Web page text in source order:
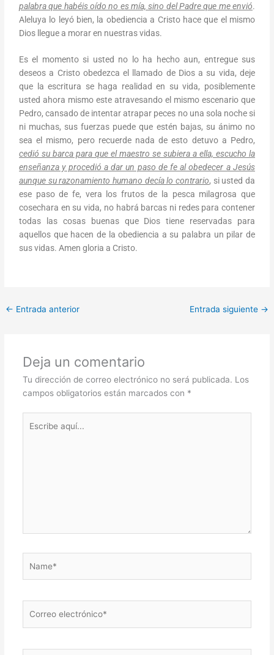
palabra que habéis oído no es mía, sino del Padre que me envió.
Aleluya lo leyó bien, la obediencia a Cristo hace que el mismo
Dios llegue a morar en nuestras vidas.
Es el momento si usted no lo ha hecho aun, entregue sus
deseos a Cristo obedezca el llamado de Dios a su vida, deje
que la escritura se haga realidad en su vida, posiblemente
usted ahora mismo este atravesando el mismo escenario que
Pedro, cansado de intentar atrapar peces no una sola noche si
ni muchas, sus fuerzas puede que estén bajas, su ánimo no
sea el mismo, pero recuerde nada de esto detuvo a Pedro,
cedió su barca para que el maestro se subiera a ella, escucho la
enseñanza y procedió a dar un paso de fe al obedecer a Jesús
aunque su razonamiento humano decía lo contrario, si usted da
ese paso de fe, vera los frutos de la pesca milagrosa que
cosechara en su vida, no habrá barcas ni redes para contener
todas las cosas buenas que Dios tiene reservadas para
aquellos que hacen de la obediencia a su palabra un pilar de
sus vidas. Amen gloria a Cristo.
← Entrada anterior Entrada siguiente →
Deja un comentario
Tu dirección de correo electrónico no será publicada. Los
campos obligatorios están marcados con *
aquí...
electrónico*